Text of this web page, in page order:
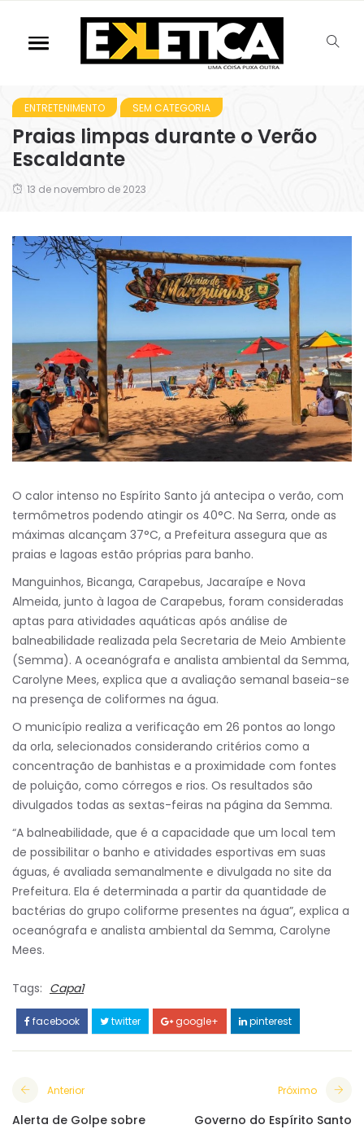
ENTRETENIMENTO SEM CATEGORIA
Praias limpas durante o Verão
Escaldante
13 de novembro de 2023
O calor intenso no Espírito Santo já antecipa o verão, com
termômetros podendo atingir os 40°C. Na Serra, onde as
máximas alcançam 37°C, a Prefeitura assegura que as
praias e lagoas estão próprias para banho.
Manguinhos, Bicanga, Carapebus, Jacaraípe e Nova
Almeida, junto à lagoa de Carapebus, foram consideradas
aptas para atividades aquáticas após análise de
balneabilidade realizada pela Secretaria de Meio Ambiente
(Semma). A oceanógrafa e analista ambiental da Semma,
Carolyne Mees, explica que a avaliação semanal baseia-se
na presença de coliformes na água.
O município realiza a verificação em 26 pontos ao longo
da orla, selecionados considerando critérios como a
concentração de banhistas e a proximidade com fontes
de poluição, como córregos e rios. Os resultados são
divulgados todas as sextas-feiras na página da Semma.
“A balneabilidade, que é a capacidade que um local tem
de possibilitar o banho e atividades esportivas em suas
águas, é avaliada semanalmente e divulgada no site da
Prefeitura. Ela é determinada a partir da quantidade de
bactérias do grupo coliforme presentes na água”, explica a
oceanógrafa e analista ambiental da Semma, Carolyne
Mees.
Tags: Capa1
facebook twitter google+ pinterest
Anterior
Alerta de Golpe sobre
Próximo
Governo do Espírito Santo